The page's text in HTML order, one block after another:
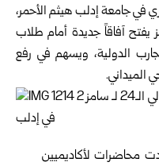
في جامعة إدلب هيثم الأحمر،
آفاقاً جديدة أمام طلاب
الدولية، ويسهم في رفع
الميداني.
محاضرات لأكاديميين